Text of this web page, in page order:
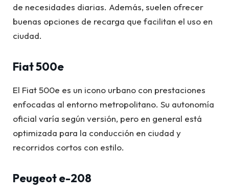
de necesidades diarias. Además, suelen ofrecer
buenas opciones de recarga que facilitan el uso en
ciudad.
Fiat 500e
El Fiat 500e es un icono urbano con prestaciones
enfocadas al entorno metropolitano. Su autonomía
oficial varía según versión, pero en general está
optimizada para la conducción en ciudad y
recorridos cortos con estilo.
Peugeot e-208